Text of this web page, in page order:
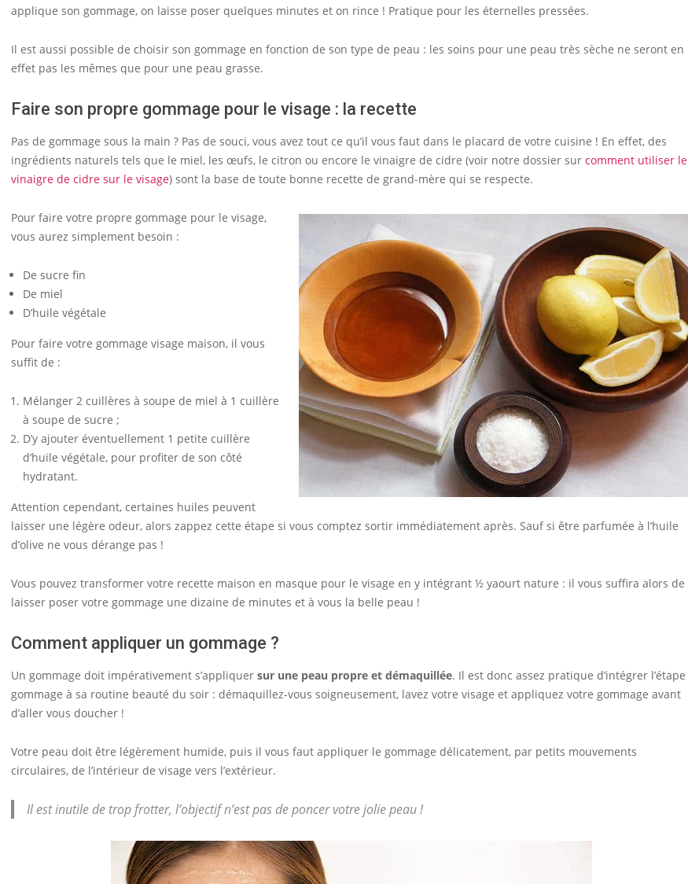
applique son gommage, on laisse poser quelques minutes et on rince ! Pratique pour les éternelles pressées.
Il est aussi possible de choisir son gommage en fonction de son type de peau : les soins pour une peau très sèche ne seront en
effet pas les mêmes que pour une peau grasse.
Faire son propre gommage pour le visage : la recette
Pas de gommage sous la main ? Pas de souci, vous avez tout ce qu’il vous faut dans le placard de votre cuisine ! En effet, des
ingrédients naturels tels que le miel, les œufs, le citron ou encore le vinaigre de cidre (voir notre dossier sur comment utiliser le
vinaigre de cidre sur le visage) sont la base de toute bonne recette de grand-mère qui se respecte.
Pour faire votre propre gommage pour le visage,
vous aurez simplement besoin :
De sucre fin
De miel
D’huile végétale
Pour faire votre gommage visage maison, il vous
suffit de :
Mélanger 2 cuillères à soupe de miel à 1 cuillère
à soupe de sucre ;
D’y ajouter éventuellement 1 petite cuillère
d’huile végétale, pour profiter de son côté
hydratant.
Attention cependant, certaines huiles peuvent
laisser une légère odeur, alors zappez cette étape si vous comptez sortir immédiatement après. Sauf si être parfumée à l’huile
d’olive ne vous dérange pas !
Vous pouvez transformer votre recette maison en masque pour le visage en y intégrant ½ yaourt nature : il vous suffira alors de
laisser poser votre gommage une dizaine de minutes et à vous la belle peau !
Comment appliquer un gommage ?
Un gommage doit impérativement s’appliquer sur une peau propre et démaquillée. Il est donc assez pratique d’intégrer l’étape
gommage à sa routine beauté du soir : démaquillez-vous soigneusement, lavez votre visage et appliquez votre gommage avant
d’aller vous doucher !
Votre peau doit être légèrement humide, puis il vous faut appliquer le gommage délicatement, par petits mouvements
circulaires, de l’intérieur de visage vers l’extérieur.
Il est inutile de trop frotter, l’objectif n’est pas de poncer votre jolie peau !